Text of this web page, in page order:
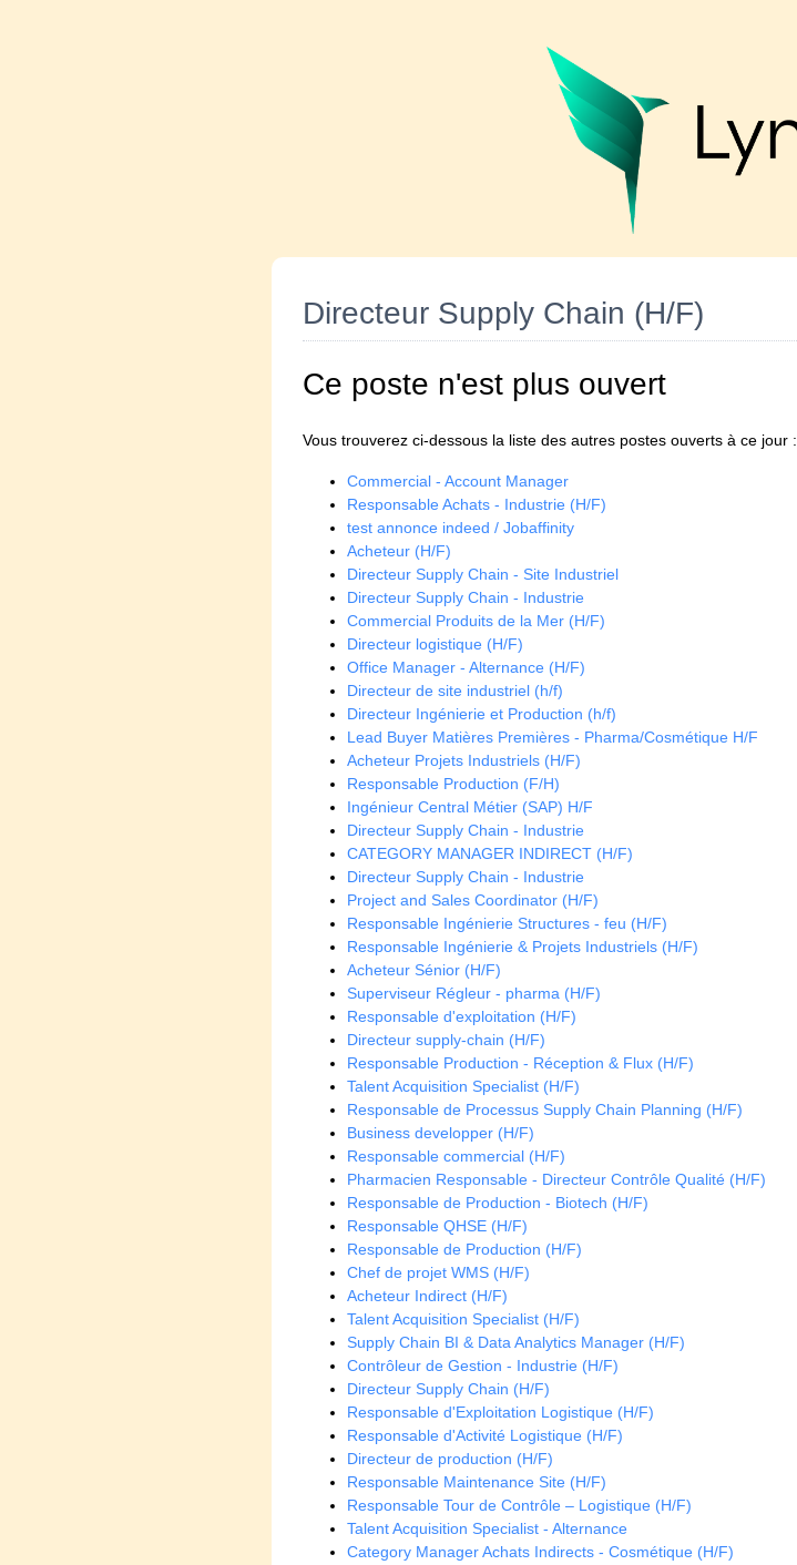
Directeur Supply Chain (H/F)
Ce poste n'est plus ouvert
Vous trouverez ci-dessous la liste des autres postes ouverts à ce jour :
Commercial - Account Manager
Responsable Achats - Industrie (H/F)
test annonce indeed / Jobaffinity
Acheteur (H/F)
Directeur Supply Chain - Site Industriel
Directeur Supply Chain - Industrie
Commercial Produits de la Mer (H/F)
Directeur logistique (H/F)
Office Manager - Alternance (H/F)
Directeur de site industriel (h/f)
Directeur Ingénierie et Production (h/f)
Lead Buyer Matières Premières - Pharma/Cosmétique H/F
Acheteur Projets Industriels (H/F)
Responsable Production (F/H)
Ingénieur Central Métier (SAP) H/F
Directeur Supply Chain - Industrie
CATEGORY MANAGER INDIRECT (H/F)
Directeur Supply Chain - Industrie
Project and Sales Coordinator (H/F)
Responsable Ingénierie Structures - feu (H/F)
Responsable Ingénierie & Projets Industriels (H/F)
Acheteur Sénior (H/F)
Superviseur Régleur - pharma (H/F)
Responsable d'exploitation (H/F)
Directeur supply-chain (H/F)
Responsable Production - Réception & Flux (H/F)
Talent Acquisition Specialist (H/F)
Responsable de Processus Supply Chain Planning (H/F)
Business developper (H/F)
Responsable commercial (H/F)
Pharmacien Responsable - Directeur Contrôle Qualité (H/F)
Responsable de Production - Biotech (H/F)
Responsable QHSE (H/F)
Responsable de Production (H/F)
Chef de projet WMS (H/F)
Acheteur Indirect (H/F)
Talent Acquisition Specialist (H/F)
Supply Chain BI & Data Analytics Manager (H/F)
Contrôleur de Gestion - Industrie (H/F)
Directeur Supply Chain (H/F)
Responsable d'Exploitation Logistique (H/F)
Responsable d'Activité Logistique (H/F)
Directeur de production (H/F)
Responsable Maintenance Site (H/F)
Responsable Tour de Contrôle – Logistique (H/F)
Talent Acquisition Specialist - Alternance
Category Manager Achats Indirects - Cosmétique (H/F)